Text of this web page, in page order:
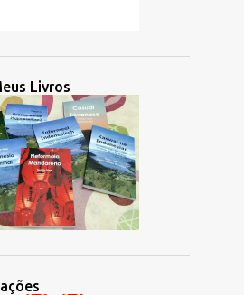
2025
2
2025
2024
2024
2024
2024
Livros